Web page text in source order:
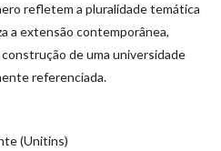
refletem a pluralidade temática
a extensão contemporânea,
de uma universidade
referenciada.
(Unitins)